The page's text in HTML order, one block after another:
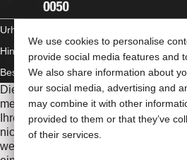
We use cookies to personalise
provide social media features and
We also share information about
our social media, advertising and
may combine it with other
provided to them or that they’ve
of their services.
Urheberrechts-
Hinweis/Nutzungsbedingungen
Bestimmungen Umgang mit Cookies
Die Informationen auf dieser
medizinische Beratung gedacht und
Ihres eigenen Arztes oder anderer
nicht ersetzen. Diese Website sollte
werden, in einem medizinischen